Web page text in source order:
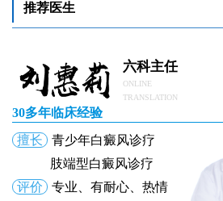
推荐医生
六科主任
ONLINE
TRANSLATION
30多年临床经验
擅长
青少年白癜风诊疗
肢端型白癜风诊疗
评价
专业、有耐心、热情